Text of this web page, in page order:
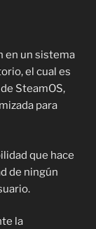
en un sistema
el cual es
SteamOS,
para
que hace
de ningún
la